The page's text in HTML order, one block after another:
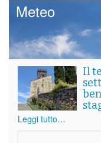
Meteo
Il
Leggi tutto…